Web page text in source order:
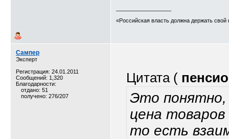
«Российская власть должна держать
Сампер
Эксперт
Регистрация: 24.01.2011
Сообщений: 1,320
Благодарности:
отдано: 51
получено: 276/207
Цитата (
Это понятно,
цена
то есть